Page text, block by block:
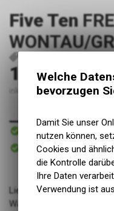
Five Ten
WONTAU/
170.00CHF
inkl. MwSt., zzgl.
Sofort verfügbar
Versand
Sofort abholbar
Abholung BIKE ACADEMY
Lieferant: Adidas
Warengruppe: Bekleidung -
Welche
bevorzugen
Damit Sie unser
nutzen können,
Cookies und
die Kontrolle
Ihre Daten
Verwendung ist